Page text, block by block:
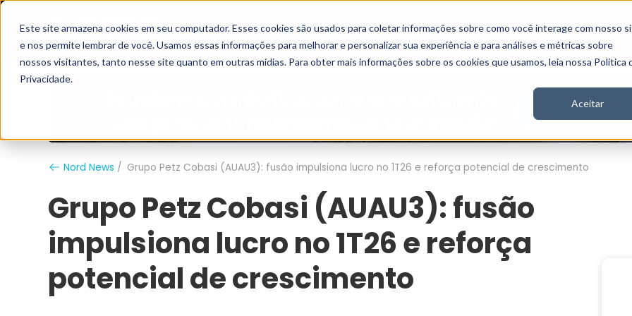
Este site armazena cookies em seu computador. Esses cookies são usados para coletar informações sobre como você interage com nosso
e nos permite lembrar de você. Usamos essas informações para melhorar e personalizar sua experiência e para análises e métricas sobre
nossos visitantes, tanto nesse site quanto em outras mídias. Para obter mais informações sobre os cookies que usamos, leia nossa Política
Privacidade.
Aceitar
Grupo Nord Analistas Vídeos Stories Inscreva-se
Nord News Grupo Petz Cobasi (AUAU3): fusão impulsiona lucro no 1T26 e reforça potencial de crescimento
Grupo Petz Cobasi (AUAU3): fusão
impulsiona lucro no 1T26 e reforça
potencial de crescimento